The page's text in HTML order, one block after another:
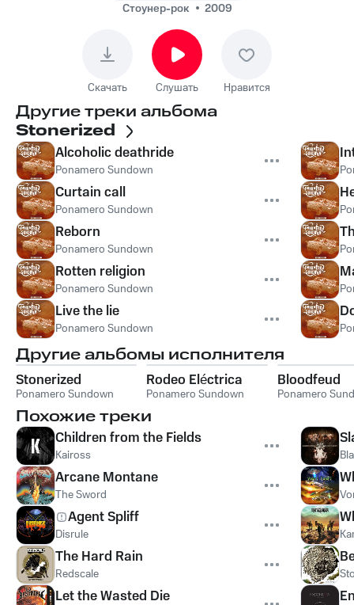
Стоунер-рок
2009
Скачать Слушать Нравится
Другие треки альбома
Stonerized
Alcoholic deathride
Ponamero Sundown
Curtain call
Ponamero Sundown
Reborn
Ponamero Sundown
Rotten religion
Ponamero Sundown
Live the lie
Ponamero Sundown
Другие альбомы исполнителя
Stonerized
Ponamero Sundown
Rodeo Eléctrica
Ponamero Sundown
Bloodfeud
Ponamero
Похожие треки
Children from the Fields
Kaiross
Arcane Montane
The Sword
Agent Spliff
Disrule
The Hard Rain
Redscale
Let the Wasted Die